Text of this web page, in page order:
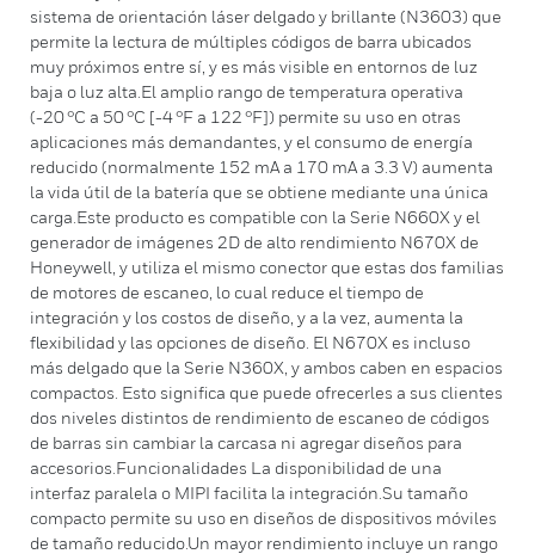
sistema de orientación láser delgado y brillante (N3603) que
permite la lectura de múltiples códigos de barra ubicados
muy próximos entre sí, y es más visible en entornos de luz
baja o luz alta.El amplio rango de temperatura operativa
(-20 °C a 50 °C [-4 °F a 122 °F]) permite su uso en otras
aplicaciones más demandantes, y el consumo de energía
reducido (normalmente 152 mA a 170 mA a 3.3 V) aumenta
la vida útil de la batería que se obtiene mediante una única
carga.Este producto es compatible con la Serie N660X y el
generador de imágenes 2D de alto rendimiento N670X de
Honeywell, y utiliza el mismo conector que estas dos familias
de motores de escaneo, lo cual reduce el tiempo de
integración y los costos de diseño, y a la vez, aumenta la
flexibilidad y las opciones de diseño. El N670X es incluso
más delgado que la Serie N360X, y ambos caben en espacios
compactos. Esto significa que puede ofrecerles a sus clientes
dos niveles distintos de rendimiento de escaneo de códigos
de barras sin cambiar la carcasa ni agregar diseños para
accesorios.Funcionalidades La disponibilidad de una
interfaz paralela o MIPI facilita la integración.Su tamaño
compacto permite su uso en diseños de dispositivos móviles
de tamaño reducido.Un mayor rendimiento incluye un rango